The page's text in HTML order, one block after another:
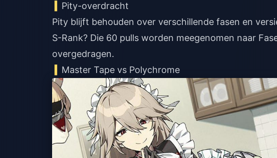
Pity-overdracht
Pity blijft behouden over verschillende fasen en
S-Rank? Die 60 pulls worden meegenomen naar
overgedragen.
Master Tape vs Polychrome